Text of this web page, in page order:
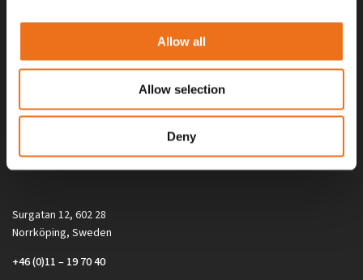
Allow all
Allow selection
Deny
Alla priser på tillbehör och tillval gäller vid köp av ny maskin. Priserna
gäller inte vid köp av enskild produkt, till exempel
Surgatan 12, 602 28
Norrköping, Sweden
+46 (0)11 – 19 70 40